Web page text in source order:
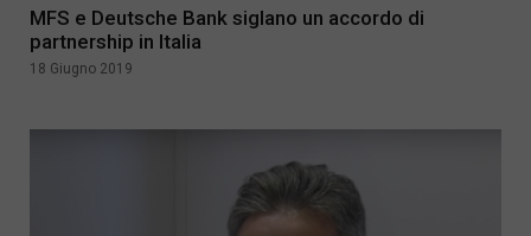
MFS e Deutsche Bank siglano un accordo di
partnership in Italia
18 Giugno 2019